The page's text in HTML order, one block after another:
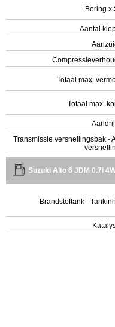
Boring x
Aantal
Totaal max.
Totaal max.
Transmissie versnellingsbak -
Suzuki Alto 6 JDM 0.7i
Brandstoftank -